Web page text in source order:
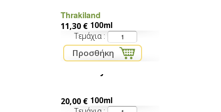
Thrakiland
11,30 € 100ml
Τεμάχια
20,00 € 100ml